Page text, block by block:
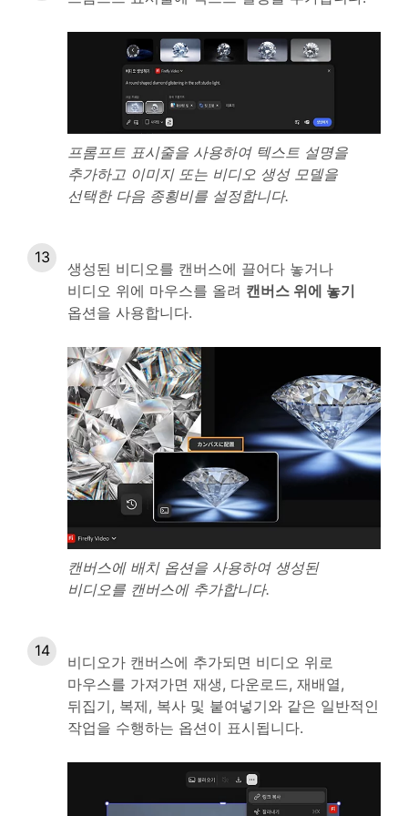
프롬프트 표시줄을 사용하여 텍스트 설명을
추가하고 이미지 또는 비디오 생성 모델을
선택한 다음 종횡비를 설정합니다.
생성된 비디오를 캔버스에 끌어다 놓거나
비디오 위에 마우스를 올려 캔버스 위에 놓기
옵션을 사용합니다.
캔버스에 배치 옵션을 사용하여 생성된
비디오를 캔버스에 추가합니다.
비디오가 캔버스에 추가되면 비디오 위로
마우스를 가져가면 재생, 다운로드, 재배열,
뒤집기, 복제, 복사 및 붙여넣기와 같은 일반적인
작업을 수행하는 옵션이 표시됩니다.